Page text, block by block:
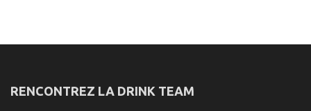
RENCONTREZ LA DRINK TEAM